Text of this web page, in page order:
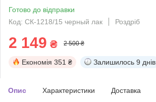
Готово до відправки
Код: СК-1218/15 черный лак
Роздріб
2 149 ₴ 2 500 ₴
Економія 351 ₴ Залишилось 9 днів
Опис Характеристики Доставка